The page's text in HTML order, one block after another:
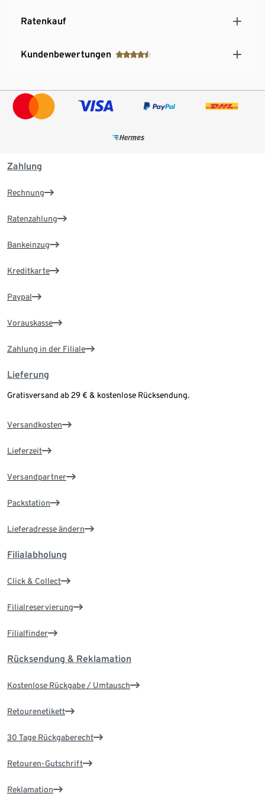
Ratenkauf
Kundenbewertungen
Zahlung
Rechnung
Ratenzahlung
Bankeinzug
Kreditkarte
Paypal
Vorauskasse
Zahlung in der Filiale
Lieferung
Gratisversand ab 29 € & kostenlose Rücksendung.
Versandkosten
Lieferzeit
Versandpartner
Packstation
Lieferadresse ändern
Filialabholung
Click & Collect
Filialreservierung
Filialfinder
Rücksendung & Reklamation
Kostenlose Rückgabe / Umtausch
Retourenetikett
30 Tage Rückgaberecht
Retouren-Gutschrift
Reklamation